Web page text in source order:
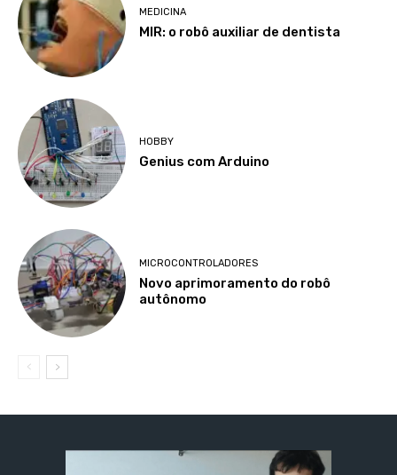
MEDICINA
MIR: o robô auxiliar de dentista
HOBBY
Genius com Arduino
MICROCONTROLADORES
Novo aprimoramento do robô
autônomo